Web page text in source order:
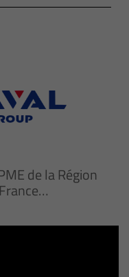
de la Région